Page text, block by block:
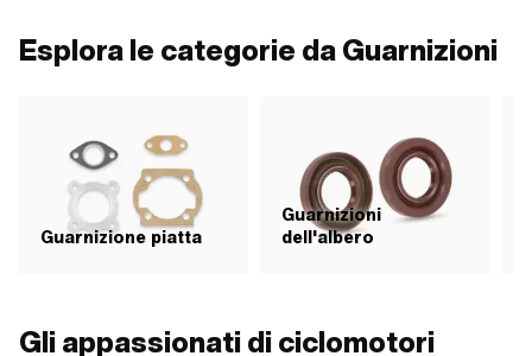
Esplora le categorie da Guarnizioni
Guarnizione piatta
Guarnizioni
dell'albero
Gli appassionati di ciclomotori